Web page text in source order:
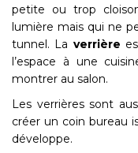
petite ou trop
lumière mais qui ne
tunnel. La verrière
l’espace à une
montrer au salon.
Les verrières sont
créer un coin bureau
développe.